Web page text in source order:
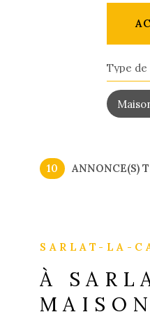
Type
10 ANNONCE(S)
SARLAT-LA-
À